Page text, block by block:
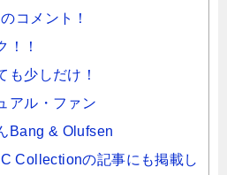
コメント！
！！
も少しだけ！
アル・ファン
Bang & Olufsen
Collectionの記事にも掲載し